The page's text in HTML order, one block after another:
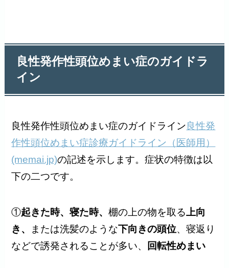
良性発作性頭位めまい症のガイドラ
イン
良性発作性頭位めまい症のガイドライン良性発
作性頭位めまい症診療ガイドライン（医師用）
(memai.jp)の記述を示します。症状の特徴は以
下の二つです。
①起きた時、寝た時、棚の上の物を取る上向
き、
または洗髪のような下向きの頭位、寝返り
などで誘発されることが多い、
回転性めまい